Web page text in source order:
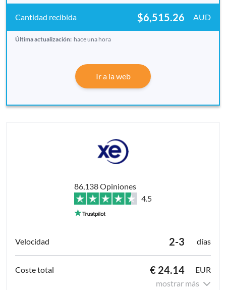
$6,515.26 AUD
Última actualización: hace una hora
Ir a la web
86,138 Opiniones
4.5
2-3 días
€ 24.14
EUR
mostrar más